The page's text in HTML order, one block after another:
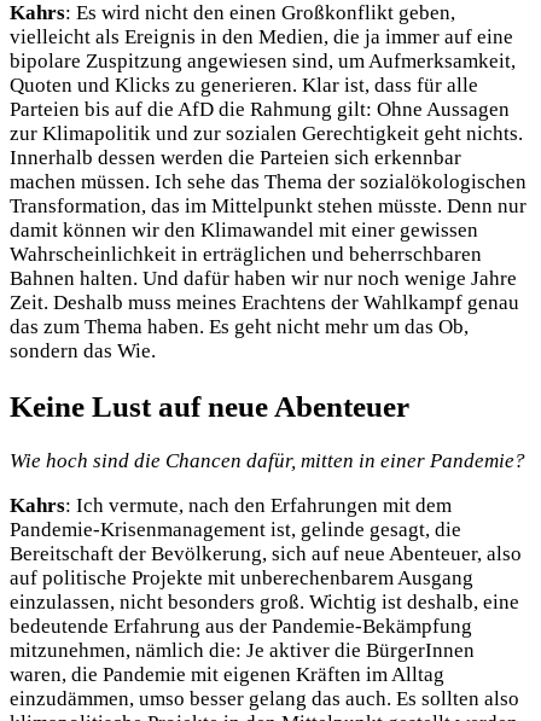
Kahrs: Es wird nicht den einen Großkonflikt geben,
vielleicht als Ereignis in den Medien, die ja immer auf eine
bipolare Zuspitzung angewiesen sind, um Aufmerksamkeit,
Quoten und Klicks zu generieren. Klar ist, dass für alle
Parteien bis auf die AfD die Rahmung gilt: Ohne Aussagen
zur Klimapolitik und zur sozialen Gerechtigkeit geht nichts.
Innerhalb dessen werden die Parteien sich erkennbar
machen müssen. Ich sehe das Thema der sozialökologischen
Transformation, das im Mittelpunkt stehen müsste. Denn nur
damit können wir den Klimawandel mit einer gewissen
Wahrscheinlichkeit in erträglichen und beherrschbaren
Bahnen halten. Und dafür haben wir nur noch wenige Jahre
Zeit. Deshalb muss meines Erachtens der Wahlkampf genau
das zum Thema haben. Es geht nicht mehr um das Ob,
sondern das Wie.
Keine Lust auf neue Abenteuer
Wie hoch sind die Chancen dafür, mitten in einer Pandemie?
Kahrs: Ich vermute, nach den Erfahrungen mit dem
Pandemie-Krisenmanagement ist, gelinde gesagt, die
Bereitschaft der Bevölkerung, sich auf neue Abenteuer, also
auf politische Projekte mit unberechenbarem Ausgang
einzulassen, nicht besonders groß. Wichtig ist deshalb, eine
bedeutende Erfahrung aus der Pandemie-Bekämpfung
mitzunehmen, nämlich die: Je aktiver die BürgerInnen
waren, die Pandemie mit eigenen Kräften im Alltag
einzudämmen, umso besser gelang das auch. Es sollten also